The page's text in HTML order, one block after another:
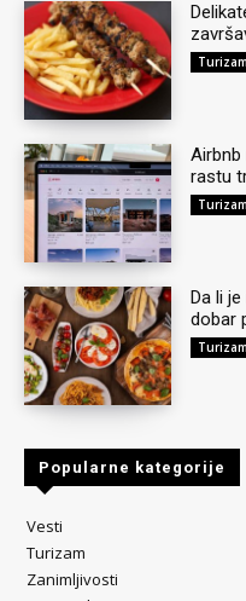
Turizam
rastu
Turizam
Da li
dobar
Turizam
Popularne kategorije
Vesti
Turizam
Zanimljivosti